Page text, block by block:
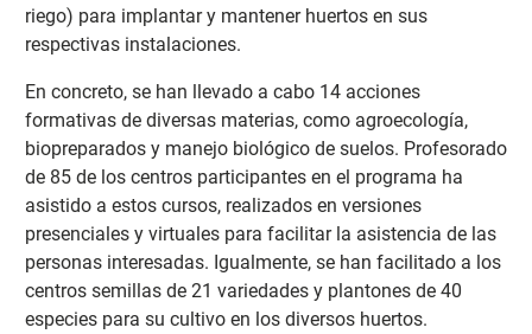
riego) para implantar y mantener huertos en sus
respectivas instalaciones.
En concreto, se han llevado a cabo 14 acciones
formativas de diversas materias, como agroecología,
biopreparados y manejo biológico de suelos. Profesorado
de 85 de los centros participantes en el programa ha
asistido a estos cursos, realizados en versiones
presenciales y virtuales para facilitar la asistencia de las
personas interesadas. Igualmente, se han facilitado a los
centros semillas de 21 variedades y plantones de 40
especies para su cultivo en los diversos huertos.